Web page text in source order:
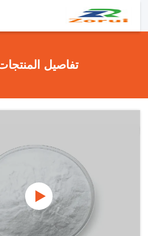
تفاصيل المنتجات